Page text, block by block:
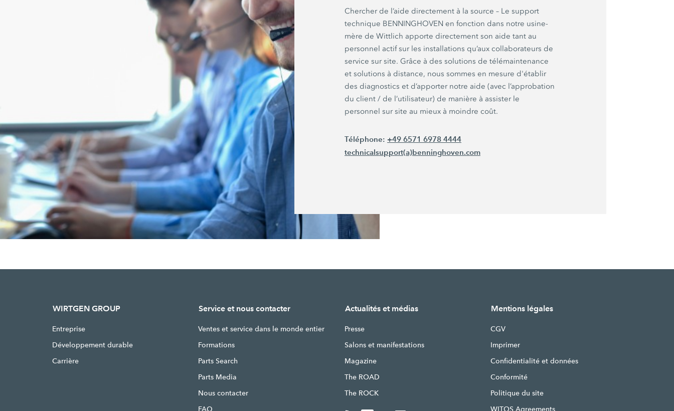
Chercher de l’aide directement à la source – Le support
technique BENNINGHOVEN en fonction dans notre usine-
mère de Wittlich apporte directement son aide tant au
personnel actif sur les installations qu’aux collaborateurs de
service sur site. Grâce à des solutions de télémaintenance
et solutions à distance, nous sommes en mesure d'établir
des diagnostics et d’apporter notre aide (avec l’approbation
du client / de l’utilisateur) de manière à assister le
personnel sur site au mieux à moindre coût.
Téléphone: +49 6571 6978 4444
technicalsupport(a)benninghoven.com
WIRTGEN GROUP
Entreprise
Développement durable
Carrière
Service et nous contacter
Ventes et service dans le monde entier
Formations
Parts Search
Parts Media
Nous contacter
FAQ
Actualités et médias
Presse
Salons et manifestations
Magazine
The ROAD
The ROCK
Mentions légales
CGV
Imprimer
Confidentialité et données
Conformité
Politique du site
WITOS Agreements